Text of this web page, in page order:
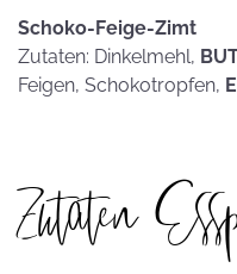
Schoko-Feige-Zimt
Zutaten: Dinkelmehl,
Feigen, Schokotropfen,
Zutaten